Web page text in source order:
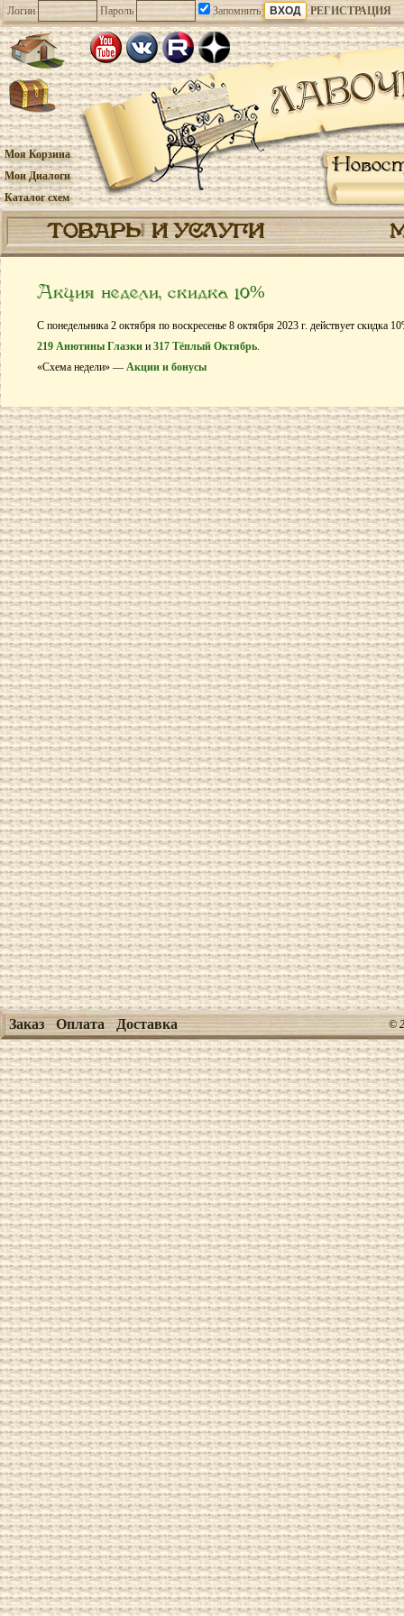
Логин Пароль Запомнить РЕГИСТРАЦИЯ
Моя Корзина
Мои Диалоги
Каталог схем
ТОВАРЫ И УСЛУГИ
Акция недели, скидка 10%
С понедельника 2 октября по воскресенье 8 октября 2023 г. действует скидка
219 Анютины Глазки и 317 Тёплый Октябрь.
«Схема недели» — Акции и бонусы
Заказ Оплата Доставка ©